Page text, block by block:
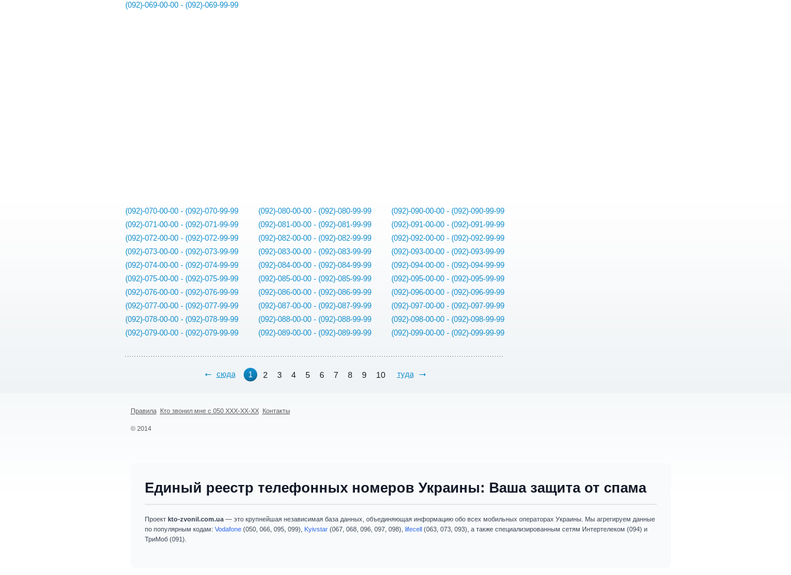
(092)-069-00-00 - (092)-069-99-99
(092)-070-00-00 - (092)-070-99-99
(092)-071-00-00 - (092)-071-99-99
(092)-072-00-00 - (092)-072-99-99
(092)-073-00-00 - (092)-073-99-99
(092)-074-00-00 - (092)-074-99-99
(092)-075-00-00 - (092)-075-99-99
(092)-076-00-00 - (092)-076-99-99
(092)-077-00-00 - (092)-077-99-99
(092)-078-00-00 - (092)-078-99-99
(092)-079-00-00 - (092)-079-99-99
(092)-080-00-00 - (092)-080-99-99
(092)-081-00-00 - (092)-081-99-99
(092)-082-00-00 - (092)-082-99-99
(092)-083-00-00 - (092)-083-99-99
(092)-084-00-00 - (092)-084-99-99
(092)-085-00-00 - (092)-085-99-99
(092)-086-00-00 - (092)-086-99-99
(092)-087-00-00 - (092)-087-99-99
(092)-088-00-00 - (092)-088-99-99
(092)-089-00-00 - (092)-089-99-99
(092)-090-00-00 - (092)-090-99-99
(092)-091-00-00 - (092)-091-99-99
(092)-092-00-00 - (092)-092-99-99
(092)-093-00-00 - (092)-093-99-99
(092)-094-00-00 - (092)-094-99-99
(092)-095-00-00 - (092)-095-99-99
(092)-096-00-00 - (092)-096-99-99
(092)-097-00-00 - (092)-097-99-99
(092)-098-00-00 - (092)-098-99-99
(092)-099-00-00 - (092)-099-99-99
сюда 1 2 3 4 5 6 7 8 9 10 туда
Правила Кто звонил мне с 050 XXX-XX-XX Контакты
© 2014
Единый реестр телефонных номеров Украины: Ваша защита от спама
Проект kto-zvonil.com.ua— это крупнейшая независимая база данных, объединяющая информацию обо всех мобильных операторах Украины. Мы агрегируем данные
по популярным кодам: Vodafone(050, 066, 095, 099), Kyivstar(067, 068, 096, 097, 098), lifecell(063, 073, 093), а также специализированным сетям Интертелеком (094) и
ТриМоб (091).